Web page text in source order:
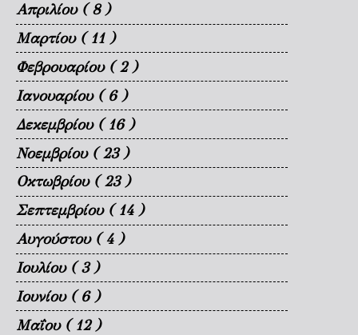
Απριλίου ( 8 )
Μαρτίου ( 11 )
Φεβρουαρίου ( 2 )
Ιανουαρίου ( 6 )
Δεκεμβρίου ( 16 )
Νοεμβρίου ( 23 )
Οκτωβρίου ( 23 )
Σεπτεμβρίου ( 14 )
Αυγούστου ( 4 )
Ιουλίου ( 3 )
Ιουνίου ( 6 )
Μαΐου ( 12 )